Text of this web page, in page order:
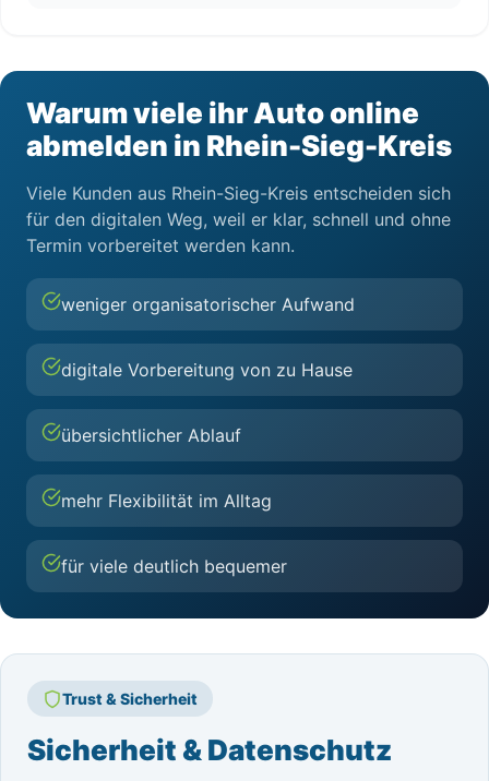
Warum viele ihr Auto online
abmelden in Rhein-Sieg-Kreis
Viele Kunden aus Rhein-Sieg-Kreis entscheiden sich
für den digitalen Weg, weil er klar, schnell und ohne
Termin vorbereitet werden kann.
weniger organisatorischer Aufwand
digitale Vorbereitung von zu Hause
übersichtlicher Ablauf
mehr Flexibilität im Alltag
für viele deutlich bequemer
Trust & Sicherheit
Sicherheit & Datenschutz